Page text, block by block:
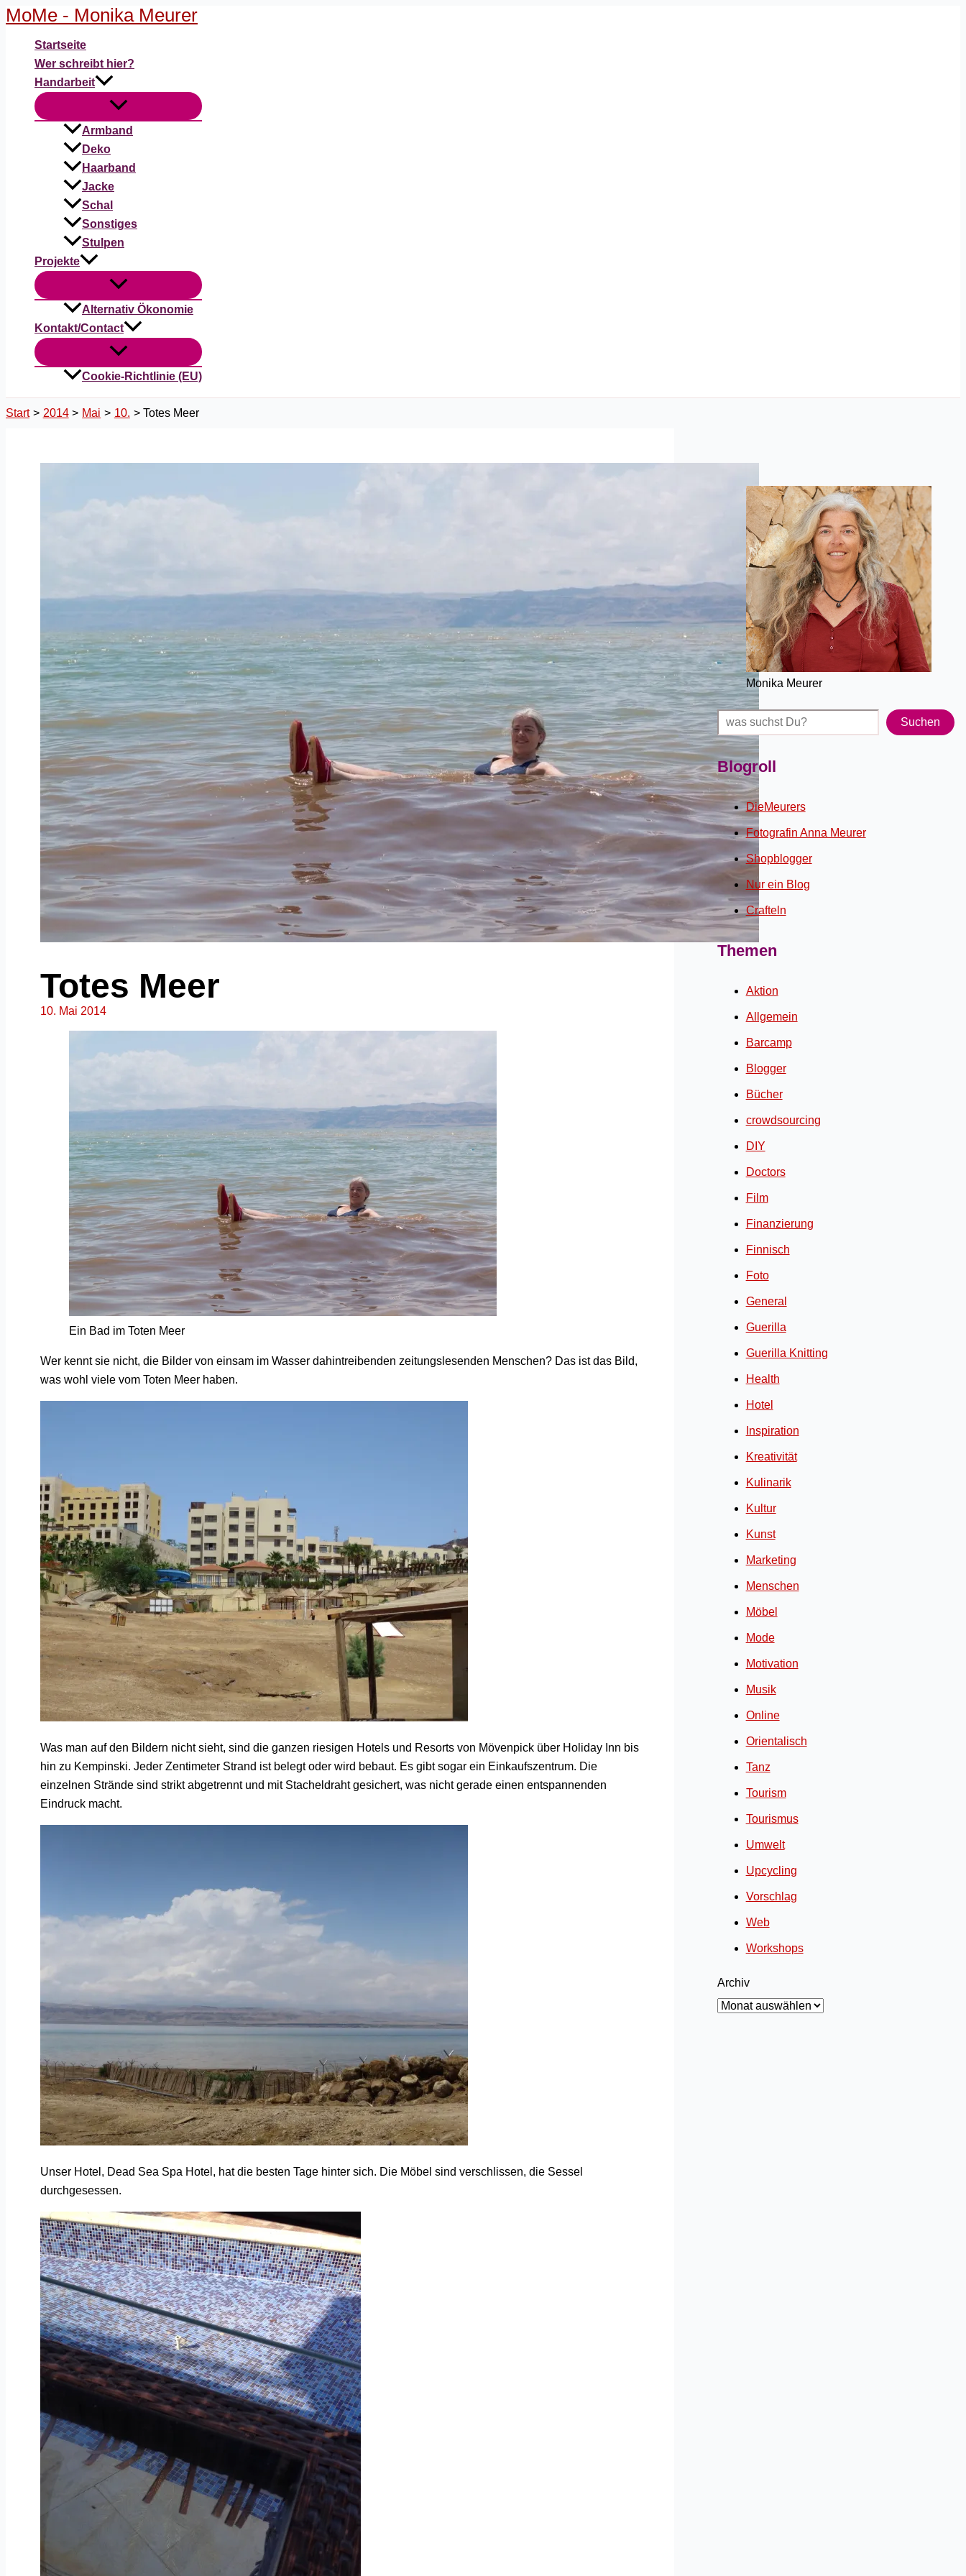
Zum
springen
MoMe - Monika Meurer
Startseite
Wer schreibt hier?
Handarbeit
Armband
Deko
Haarband
Jacke
Schal
Sonstiges
Stulpen
Projekte
Alternativ Ökonomie
Kontakt/Contact
Cookie-Richtlinie (EU)
Start 2014 Mai 10. Totes Meer
Totes Meer
10. Mai 2014
Ein Bad im Toten Meer
Wer kennt sie nicht, die Bilder von einsam im Wasser dahintreibenden zeitungslesenden Menschen? Das ist das Bild,
was wohl viele vom Toten Meer haben.
Was man auf den Bildern nicht sieht, sind die ganzen riesigen Hotels und Resorts von Mövenpick über Holiday Inn bis
hin zu Kempinski. Jeder Zentimeter Strand ist belegt oder wird bebaut. Es gibt sogar ein Einkaufszentrum. Die
einzelnen Strände sind strikt abgetrennt und mit Stacheldraht gesichert, was nicht gerade einen entspannenden
Eindruck macht.
Unser Hotel, Dead Sea Spa Hotel, hat die besten Tage hinter sich. Die Möbel sind verschlissen, die Sessel
durchgesessen.
Monika Meurer
Suchen Suchen
Blogroll
DieMeurers
Fotografin Anna Meurer
Shopblogger
Nur ein Blog
Crafteln
Themen
Aktion
Allgemein
Barcamp
Blogger
Bücher
crowdsourcing
DIY
Doctors
Film
Finanzierung
Finnisch
Foto
General
Guerilla
Guerilla Knitting
Health
Hotel
Inspiration
Kreativität
Kulinarik
Kultur
Kunst
Marketing
Menschen
Möbel
Mode
Motivation
Musik
Online
Orientalisch
Tanz
Tourism
Tourismus
Umwelt
Upcycling
Vorschlag
Web
Workshops
Archiv